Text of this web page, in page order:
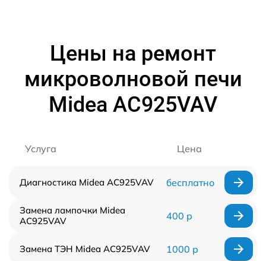
Цены на ремонт
микроволновой печи
Midea AC925VAV
Услуга Цена
Диагностика Midea AC925VAV бесплатно
Замена лампочки Midea
AC925VAV
400 р
Замена ТЭН Midea AC925VAV 1000 р